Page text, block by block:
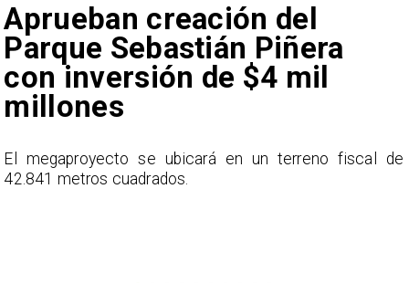
Aprueban creación del
Parque Sebastián Piñera
con inversión de $4 mil
millones
El megaproyecto se ubicará en un terreno fiscal de
42.841 metros cuadrados.